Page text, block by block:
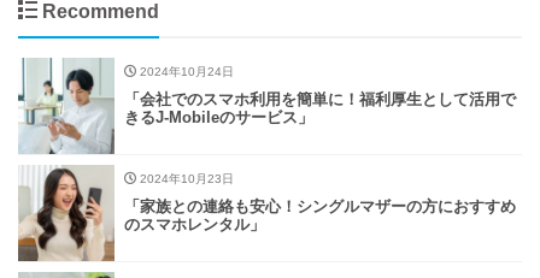
Recommend
2024年10月24日
「会社でのスマホ利用を簡単に！福利厚生として活用で
きるJ-Mobileのサービス」
2024年10月23日
「家族との連絡も安心！シングルマザーの方におすすめ
のスマホレンタル」